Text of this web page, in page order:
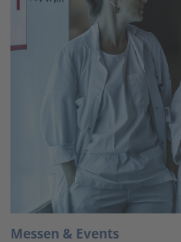
Messen & Events